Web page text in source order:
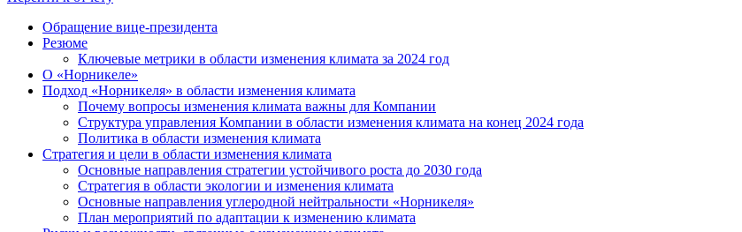
Обращение вице-президента
Резюме
Ключевые метрики в области изменения климата за 2024 год
О «Норникеле»
Подход «Норникеля» в области изменения климата
Почему вопросы изменения климата важны для Компании
Структура управления Компании в области изменения климата на конец 2024 года
Политика в области изменения климата
Стратегия и цели в области изменения климата
Основные направления стратегии устойчивого роста до 2030 года
Стратегия в области экологии и изменения климата
Основные направления углеродной нейтральности «Норникеля»
План мероприятий по адаптации к изменению климата